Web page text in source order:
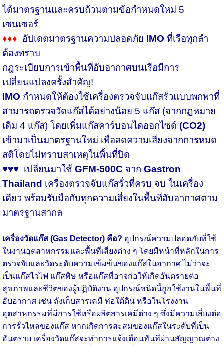
ได้มาตรฐานและครบถ้วนตามข้อกำหนดใหม่ 5
เซนเซอร์
♦♦♦ อัปเดตมาตรฐานความปลอดภัย IMO ที่เรือทุกลำ
ต้องทราบ
กฎระเบียบการเข้าพื้นที่อับอากาศบนเรือมีการ
เปลี่ยนแปลงครั้งสำคัญ!
IMO กำหนดให้ต้องใช้เครื่องตรวจจับแก๊สรั่วแบบพกพาที่
สามารถตรวจวัดแก๊สได้อย่างน้อย 5 แก๊ส (จากกฏหมาย
เดิม 4 แก๊ส) โดยเพิ่มแก๊สคาร์บอนไดออกไซด์ (CO2)
เข้ามาเป็นมาตรฐานใหม่ เพื่อลดความเสี่ยงจากการหมด
สติโดยไม่ทราบสาเหตุในพื้นที่ปิด
♥♥♥ เปลี่ยนมาใช้ GFM-500C จาก Gastron
Thailand เครื่องตรวจจับแก๊สรั่วที่ครบ จบ ในเครื่อง
เดียว พร้อมรับมือกับทุกความเสี่ยงในพื้นที่อับอากาศตาม
มาตรฐานสากล
เครื่องวัดแก๊ส (Gas Detector) คือ? อุปกรณ์ความปลอดภัยที่ใช้
ในงานอุตสาหกรรมและพื้นที่เสี่ยงต่าง ๆ โดยมีหน้าที่หลักในการ
ตรวจจับและวัดระดับความเข้มข้นของแก๊สในอากาศ ไม่ว่าจะ
เป็นแก๊สไวไฟ แก๊สพิษ หรือแก๊สที่อาจก่อให้เกิดอันตรายต่อ
สุขภาพและชีวิตของผู้ปฏิบัติงาน อุปกรณ์ชนิดนี้ถูกใช้งานในพื้นที่
อับอากาศ เช่น ถังเก็บสารเคมี ท่อใต้ดิน หรือในโรงงาน
อุตสาหกรรมที่มีการใช้หรือผลิตสารเคมีต่าง ๆ ซึ่งมีความเสี่ยงต่อ
การรั่วไหลของแก๊ส หากเกิดการสะสมของแก๊สในระดับที่เป็น
อันตราย เครื่องวัดแก๊สจะทำการแจ้งเตือนทันทีผ่านสัญญาณต่าง